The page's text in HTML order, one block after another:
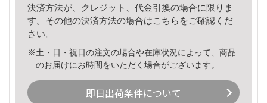
決済方法が、クレジット、代金引換の場合に限りま
す。その他の決済方法の場合はこちら をご確認くだ
さい。
※土・日・祝日の注文の場合や在庫状況によって、商品
のお届けにお時間をいただく場合がございます。
即日出荷条件について